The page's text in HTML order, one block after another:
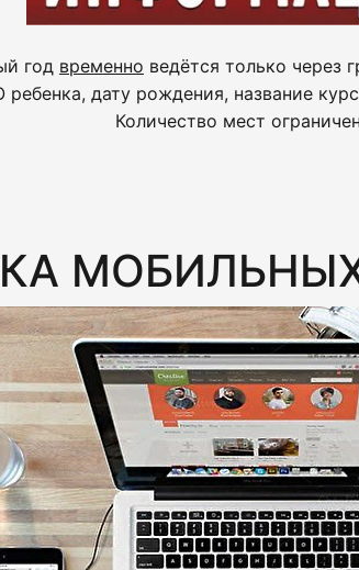
год временно ведётся только через
дату рождения, название
Количество мест